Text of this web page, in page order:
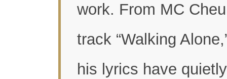
work. From MC
track “Walking
his lyrics have